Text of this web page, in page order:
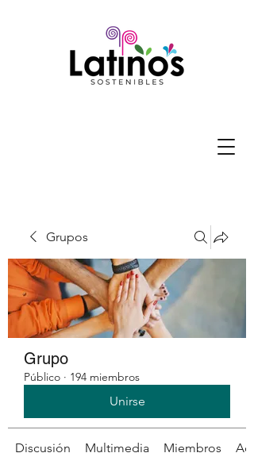
Grupos
Grupo
Público · 194 miembros
Unirse
Discusión Multimedia Miembros